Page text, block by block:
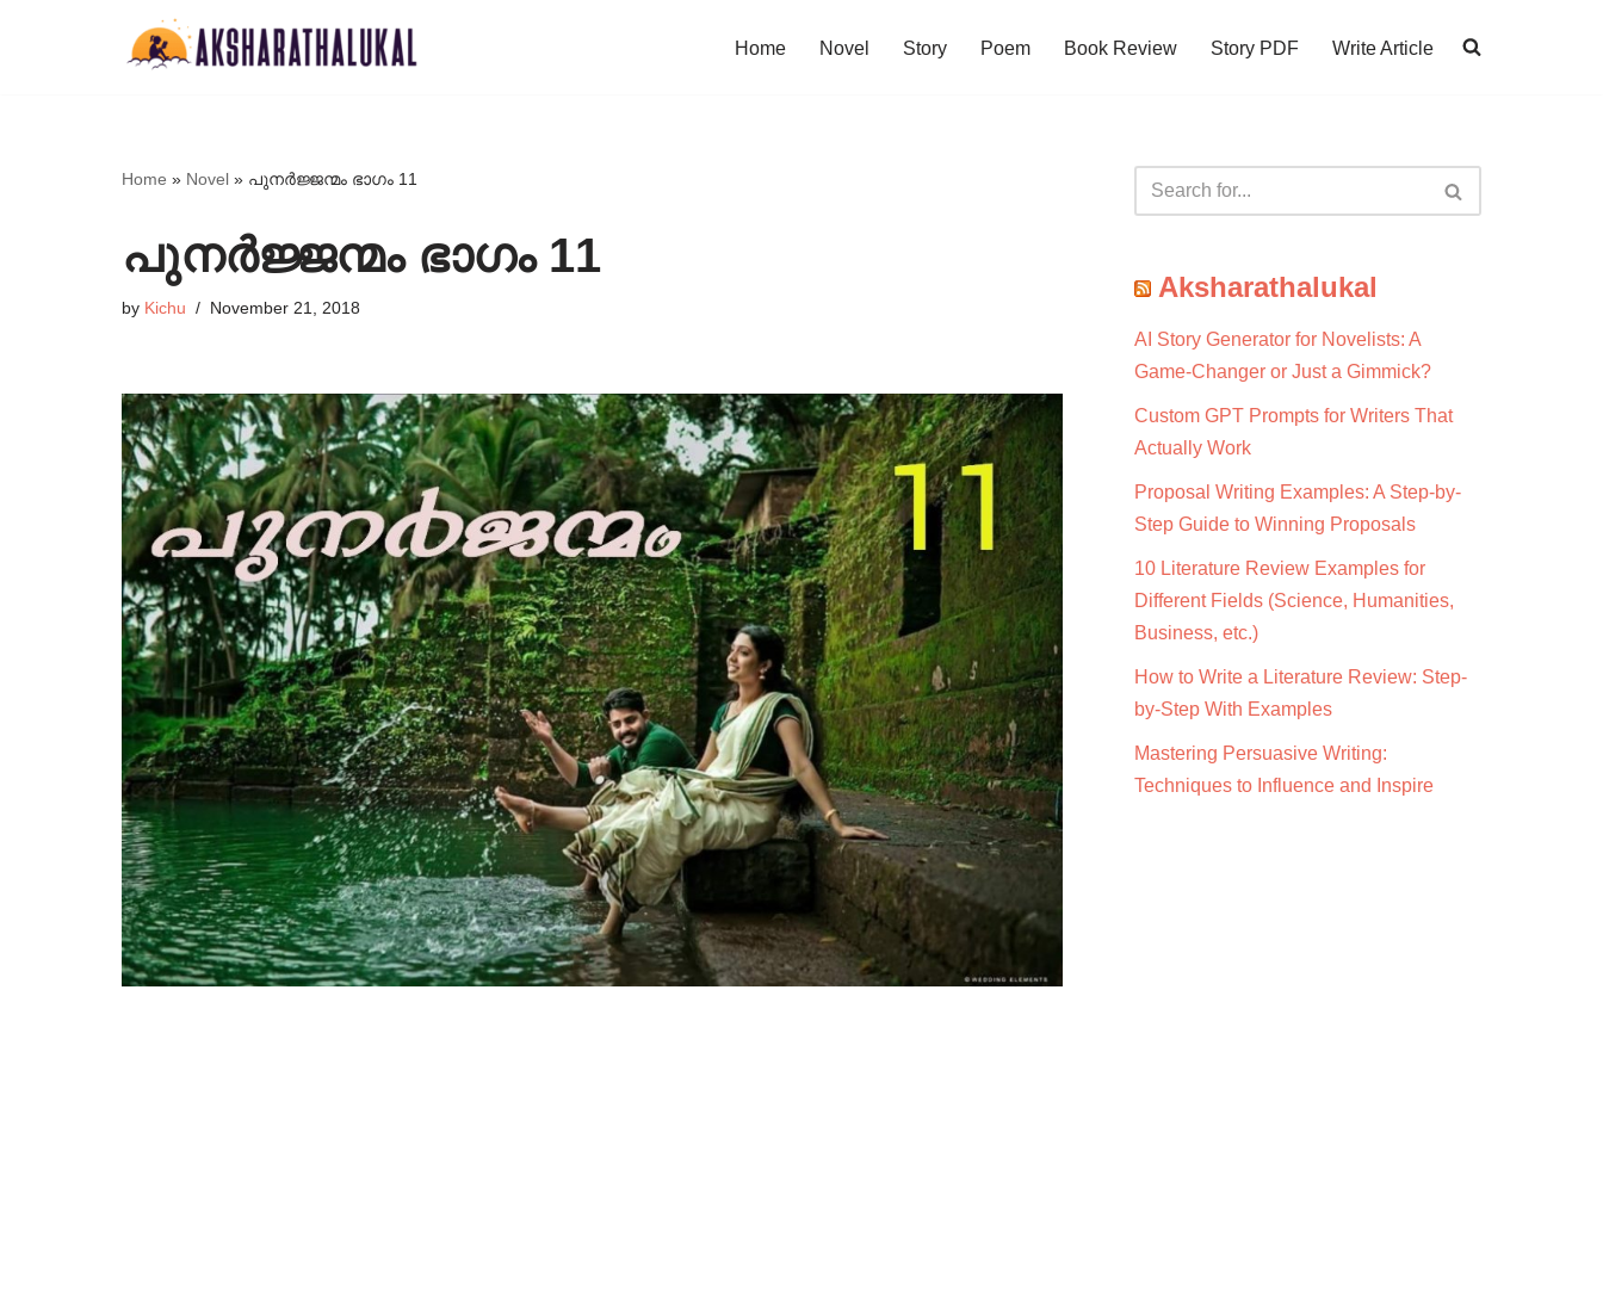
Home Novel Story Poem Book Review Story PDF Write Article
Home » Novel » പുനർജ്ജന്മം ഭാഗം 11
പുനർജ്ജന്മം ഭാഗം 11
by Kichu November 21, 2018
Aksharathalukal
AI Story Generator for Novelists: A
Game-Changer or Just a Gimmick?
Custom GPT Prompts for Writers That
Actually Work
Proposal Writing Examples: A Step-by-
Step Guide to Winning Proposals
10 Literature Review Examples for
Different Fields (Science, Humanities,
Business, etc.)
How to Write a Literature Review: Step-
by-Step With Examples
Mastering Persuasive Writing:
Techniques to Influence and Inspire